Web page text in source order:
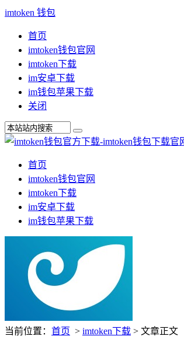
imtoken 钱包
首页
imtoken钱包官网
imtoken下载
im安卓下载
im钱包苹果下载
关闭
首页
imtoken钱包官网
imtoken下载
im安卓下载
im钱包苹果下载
当前位置： 首页 > imtoken下载 > 文章正文